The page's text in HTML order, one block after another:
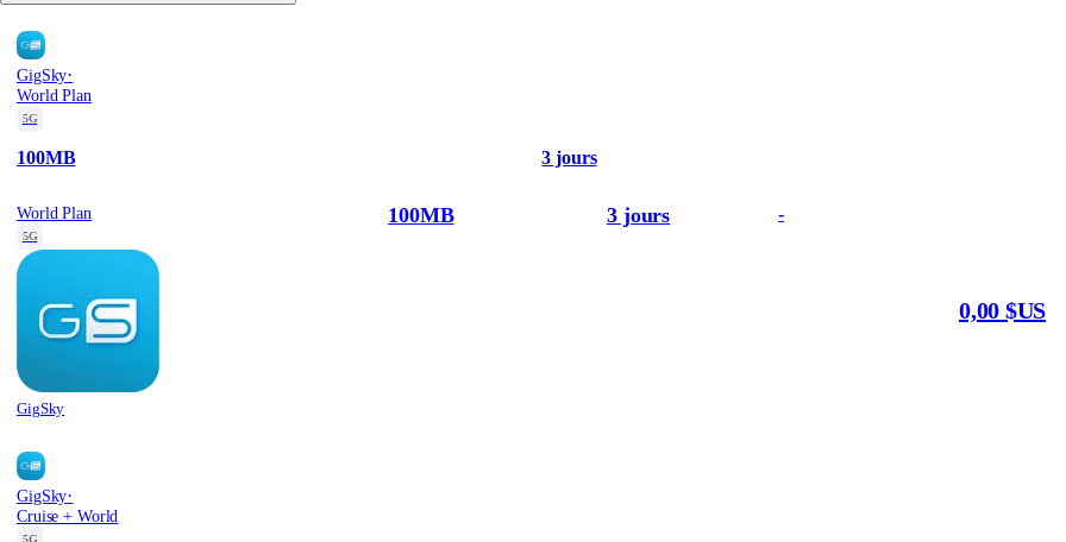
GigSky·
World Plan
5G
100MB 3 jours
World Plan
5G
GigSky
100MB 3 jours -
0,00 $US
GigSky·
Cruise + World
5G